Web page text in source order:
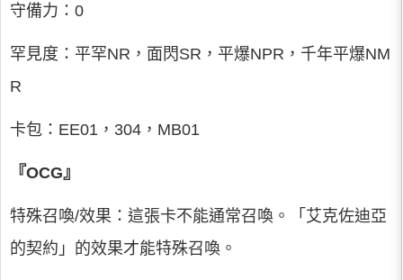
守備力：0
罕見度：平罕NR，面閃SR，平爆NPR，千年平爆NM
R
卡包：EE01，304，MB01
『OCG』
特殊召喚/效果：這張卡不能通常召喚。「艾克佐迪亞
的契約」的效果才能特殊召喚。